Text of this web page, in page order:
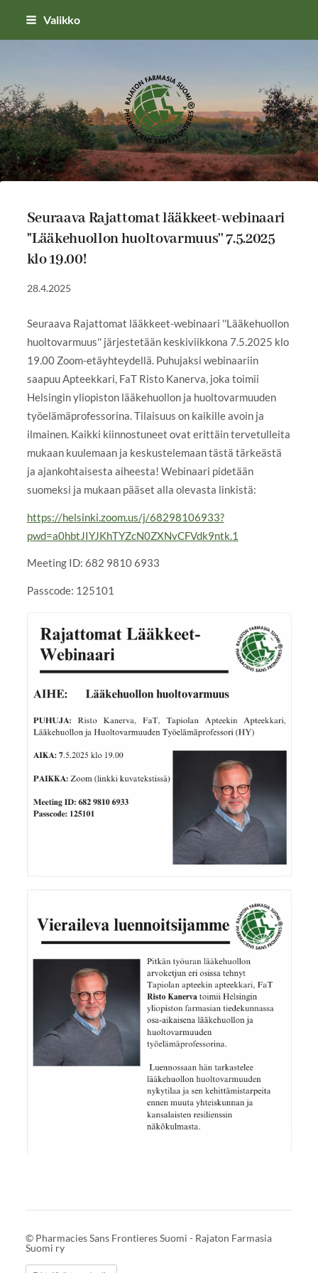
Siirry
Valikko
RAJATON SUOMI RY
Seuraava Rajattomat lääkkeet-webinaari
''Lääkehuollon huoltovarmuus'' 7.5.2025
klo 19.00!
28.4.2025
Seuraava Rajattomat lääkkeet-webinaari ''Lääkehuollon
huoltovarmuus'' järjestetään keskiviikkona 7.5.2025 klo
19.00 Zoom-etäyhteydellä. Puhujaksi webinaariin
saapuu Apteekkari, FaT Risto Kanerva, joka toimii
Helsingin yliopiston lääkehuollon ja huoltovarmuuden
työelämäprofessorina. Tilaisuus on kaikille avoin ja
ilmainen. Kaikki kiinnostuneet ovat erittäin tervetulleita
mukaan kuulemaan ja keskustelemaan tästä tärkeästä
ja ajankohtaisesta aiheesta! Webinaari pidetään
suomeksi ja mukaan pääset alla olevasta linkistä:
https://helsinki.zoom.us/j/68298106933?
pwd=a0hbtJIYJKhTYZcN0ZXNvCFVdk9ntk.1
Meeting ID: 682 9810 6933
Passcode: 125101
© Pharmacies Sans Frontieres Suomi - Rajaton Farmasia
Suomi ry